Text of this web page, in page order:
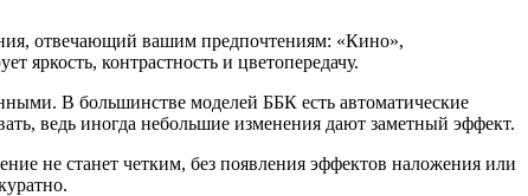
отвечающий вашим предпочтениям: «Кино»,
контрастность и цветопередачу.
В большинстве моделей ББК есть автоматические
ведь иногда небольшие изменения дают заметный эффект.
не станет четким, без появления эффектов наложения или